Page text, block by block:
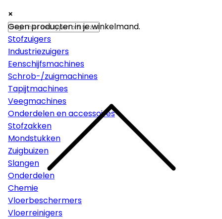
×
Machines
Stofzuigers
Industriezuigers
Eenschijfsmachines
Schrob-/zuigmachines
Tapijtmachines
Veegmachines
Onderdelen en accessoires
Stofzakken
Mondstukken
Zuigbuizen
Slangen
Onderdelen
Chemie
Vloerbeschermers
Vloerreinigers
×
×
Geen producten in je winkelmand.